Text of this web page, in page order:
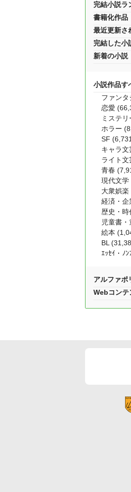
完結小説ラ
書籍化作品
最近更新さ
完結した小
新着の小説
小説作品す
ファン
恋愛
ミステ
ホラー
SF
キャラ
ライト
青春
現代文学
大衆娯
経済・企
歴史・
児童書
絵本
BL
ｴｯｾｲ・ﾉ
アルファポ
Webコンテ